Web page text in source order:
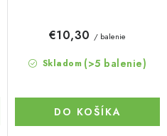
Skladom (>5 balenie)
€10,30 / balenie
DO KOŠÍKA